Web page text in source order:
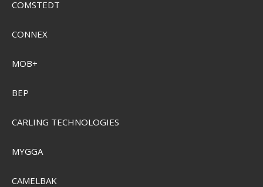
COMSTEDT
CONNEX
MOB+
BEP
CARLING TECHNOLOGIES
MYGGA
CAMELBAK